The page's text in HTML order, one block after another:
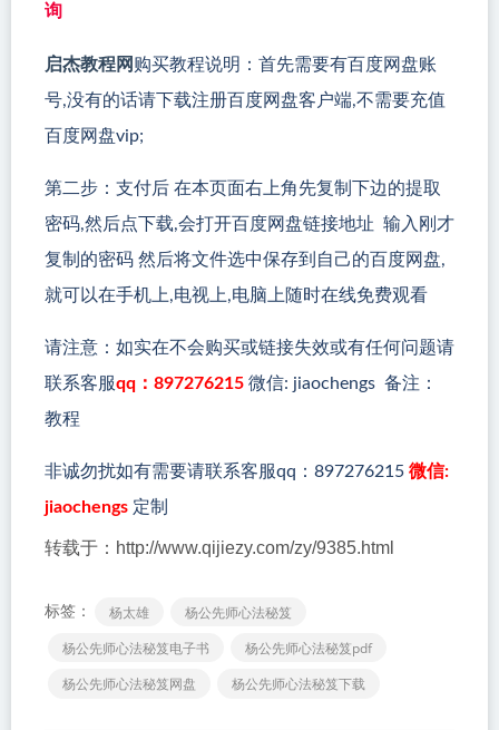
询
启杰教程网购买教程说明：首先需要有百度网盘账
号,没有的话请下载注册百度网盘客户端,不需要充值
百度网盘vip;
第二步：支付后 在本页面右上角先复制下边的提取
密码,然后点下载,会打开百度网盘链接地址 输入刚才
复制的密码 然后将文件选中保存到自己的百度网盘,
就可以在手机上,电视上,电脑上随时在线免费观看
请注意：如实在不会购买或链接失效或有任何问题请
联系客服qq：897276215 微信: jiaochengs 备注：
教程
非诚勿扰如有需要请联系客服qq：897276215 微信:
jiaochengs 定制
转载于：http://www.qijiezy.com/zy/9385.html
标签： 杨太雄
杨公先师心法秘笈
杨公先师心法秘笈电子书
杨公先师心法秘笈pdf
杨公先师心法秘笈网盘
杨公先师心法秘笈下载